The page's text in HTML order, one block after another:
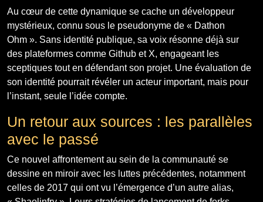
Au cœur de cette dynamique se cache un développeur
mystérieux, connu sous le pseudonyme de « Dathon
Ohm ». Sans identité publique, sa voix résonne déjà sur
des plateformes comme Github et X, engageant les
sceptiques tout en défendant son projet. Une évaluation de
son identité pourrait révéler un acteur important, mais pour
l’instant, seule l’idée compte.
Un retour aux sources : les parallèles
avec le passé
Ce nouvel affrontement au sein de la communauté se
dessine en miroir avec les luttes précédentes, notamment
celles de 2017 qui ont vu l’émergence d’un autre alias,